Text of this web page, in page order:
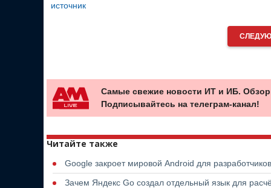
источник
Самые свежие новости ИТ и ИБ.
Подписывайтесь на телеграм-канал!
Читайте также
Google закроет мировой Android для
Зачем Яндекс Go создал отдельный язык для